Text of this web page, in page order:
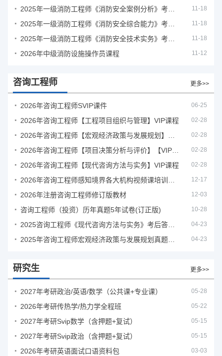
11-18
11-18
11-18
2026年中级消防设施操作员课程 11-12
咨询工程师 更多>>
2026年咨询工程师SVIP课件 06-25
2026年咨询工程师【工程项目组织与管理】VIP课程 02-28
02-28
02-28
2026年咨询工程师【现代咨询方法与实务】VIP课程 02-28
12-17
2026年注册咨询工程师修订版教材 12-03
咨询工程师（投资）历年真题5年试卷(订正版) 10-28
04-23
04-23
研究生 更多>>
2027年考研政治/英语/数学（公共课+专业课） 05-28
2026年考研传热学/热力学全程班 05-22
2027年考研Svip数学（含押题+复试） 05-15
2027年考研Svip政治（含押题+复试） 05-15
2026年考研英语面试口语资料包 03-03